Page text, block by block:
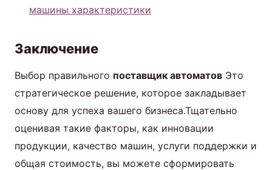
машины характеристики
Заключение
Выбор правильного поставщик автоматов Это
стратегическое решение, которое закладывает
основу для успеха вашего бизнеса.Тщательно
оценивая такие факторы, как инновации
продукции, качество машин, услуги поддержки и
общая стоимость, вы можете сформировать